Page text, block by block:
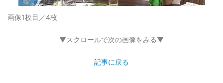
画像1枚目／4枚
▼スクロールで次の画像をみる▼
記事に戻る